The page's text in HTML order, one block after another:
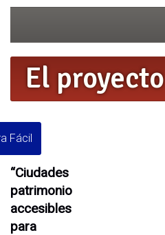
El proyecto
Fácil
“Ciudades
patrimonio
accesibles
para